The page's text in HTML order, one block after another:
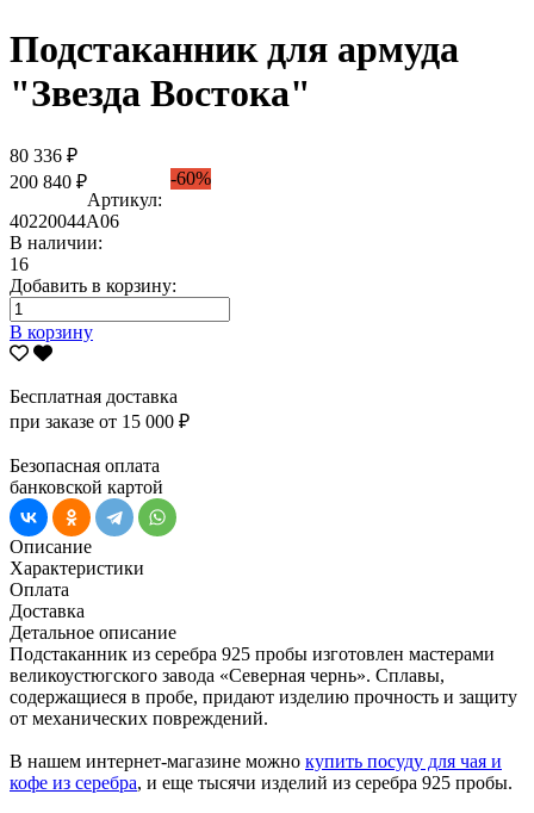
Подстаканник для армуда
"Звезда Востока"
80 336 ₽
200 840 ₽
-60%
Артикул:
40220044А06
В наличии:
16
Добавить в корзину:
В корзину
Бесплатная доставка
при заказе от 15 000 ₽
Безопасная оплата
банковской картой
Описание
Характеристики
Оплата
Доставка
Детальное описание
Подстаканник из серебра 925 пробы изготовлен мастерами
великоустюгского завода «Северная чернь». Сплавы,
содержащиеся в пробе, придают изделию прочность и защиту
от механических повреждений.
В нашем интернет-магазине можно купить посуду для чая и
кофе из серебра, и еще тысячи изделий из серебра 925 пробы.